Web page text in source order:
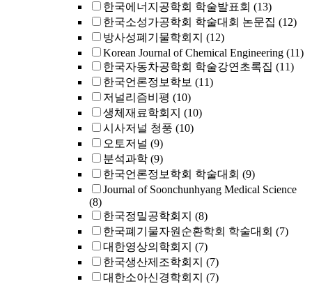
한국에너지공학회 학술발표회 (13)
한국소성가공학회 학술대회 논문집 (12)
방사성폐기물학회지 (12)
Korean Journal of Chemical Engineering (11)
한국자동차공학회 학술강연초록집 (11)
한국언론정보학보 (11)
저널리즘비평 (10)
생체재료학회지 (10)
시사저널 청풍 (10)
오토저널 (9)
분석과학 (9)
한국언론정보학회 학술대회 (9)
Journal of Soonchunhyang Medical Science
(8)
한국정밀공학회지 (8)
한국폐기물자원순환학회 학술대회 (7)
대한영상의학회지 (7)
한국생산제조학회지 (7)
대한소아신경학회지 (7)